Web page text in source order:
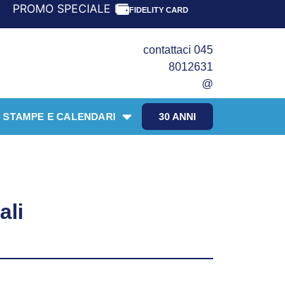
SPECIALE LIBRI PER I 30 ANNI DEL
FIDELITY CARD
contattaci 045
8012631
@
30 ANNI
STAMPE E CALENDARI